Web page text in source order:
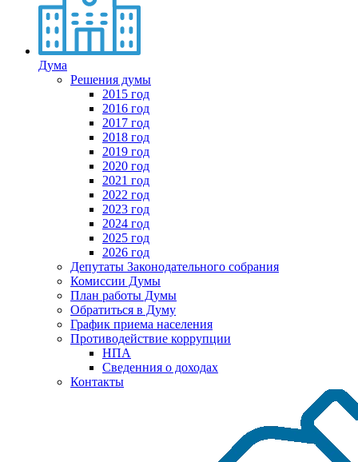
Дума
Решения думы
2015 год
2016 год
2017 год
2018 год
2019 год
2020 год
2021 год
2022 год
2023 год
2024 год
2025 год
2026 год
Депутаты Законодательного собрания
Комиссии Думы
План работы Думы
Обратиться в Думу
График приема населения
Противодействие коррупции
НПА
Сведенния о доходах
Контакты